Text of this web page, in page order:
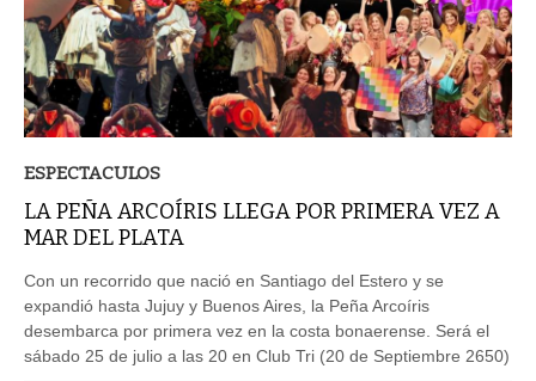
LA PEÑA ARCOÍRIS LLEGA POR PRIMERA VEZ A
MAR DEL PLATA
expandió hasta Jujuy y Buenos Aires, la Peña Arcoíris
desembarca por primera vez en la costa bonaerense. Será el
sábado 25 de julio a las 20 en Club Tri (20 de Septiembre 2650)